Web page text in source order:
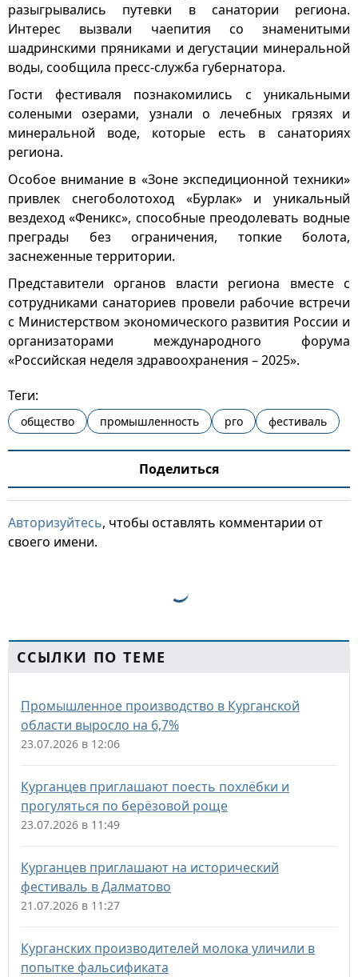
разыгрывались путевки в санатории региона.
Интерес вызвали чаепития со знаменитыми
шадринскими пряниками и дегустации минеральной
воды, сообщила пресс-служба губернатора.
Гости фестиваля познакомились с уникальными
солеными озерами, узнали о лечебных грязях и
минеральной воде, которые есть в санаториях
региона.
Особое внимание в «Зоне экспедиционной техники»
привлек снегоболотоход «Бурлак» и уникальный
вездеход «Феникс», способные преодолевать водные
преграды без ограничения, топкие болота,
заснеженные территории.
Представители органов власти региона вместе с
сотрудниками санаториев провели рабочие встречи
с Министерством экономического развития России и
организаторами международного форума
«Российская неделя здравоохранения – 2025».
Теги:
общество промышленность рго фестиваль
Поделиться
Авторизуйтесь, чтобы оставлять комментарии от
своего имени.
ССЫЛКИ ПО ТЕМЕ
Промышленное производство в Курганской
области выросло на 6,7%
23.07.2026 в 12:06
Курганцев приглашают поесть похлёбки и
прогуляться по берёзовой роще
23.07.2026 в 11:49
Курганцев приглашают на исторический
фестиваль в Далматово
21.07.2026 в 11:27
Курганских производителей молока уличили в
попытке фальсификата